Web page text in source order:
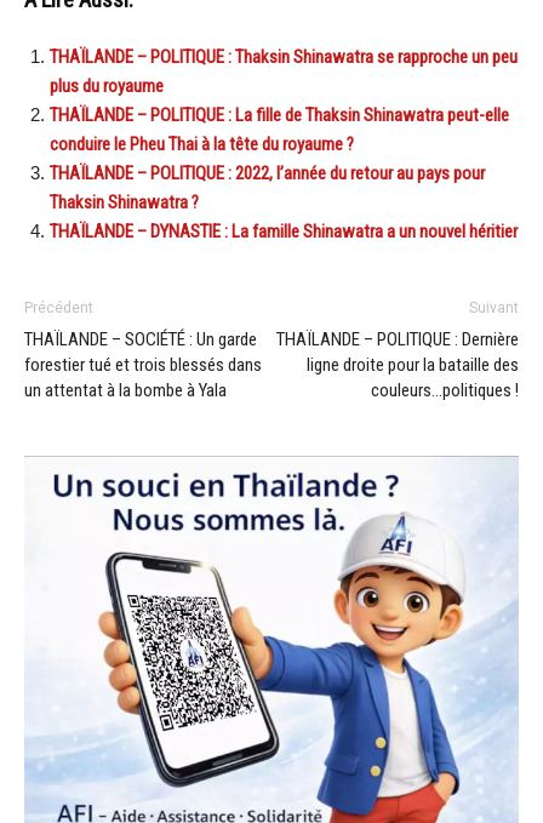
THAÏLANDE – POLITIQUE : Thaksin Shinawatra se rapproche un peu
plus du royaume
THAÏLANDE – POLITIQUE : La fille de Thaksin Shinawatra peut-elle
conduire le Pheu Thai à la tête du royaume ?
THAÏLANDE – POLITIQUE : 2022, l’année du retour au pays pour
Thaksin Shinawatra ?
THAÏLANDE – DYNASTIE : La famille Shinawatra a un nouvel héritier
Précédent
THAÏLANDE – SOCIÉTÉ : Un garde
forestier tué et trois blessés dans
un attentat à la bombe à Yala
Suivant
THAÏLANDE – POLITIQUE : Dernière
ligne droite pour la bataille des
couleurs…politiques !